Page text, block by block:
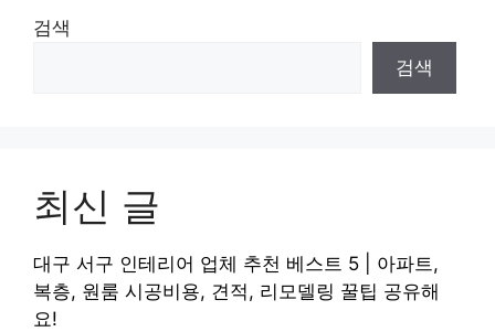
검색
검색
최신 글
대구 서구 인테리어 업체 추천 베스트 5 | 아파트,
복층, 원룸 시공비용, 견적, 리모델링 꿀팁 공유해
요!